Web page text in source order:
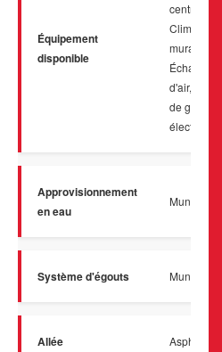
Équipement
disponible
central,
Climatiseur
mural,
Échangeur
d'air, Porte
de garage
électrique
Approvisionnement
en eau
Municipalité
Système d'égouts Municipal
Allée Asphalte